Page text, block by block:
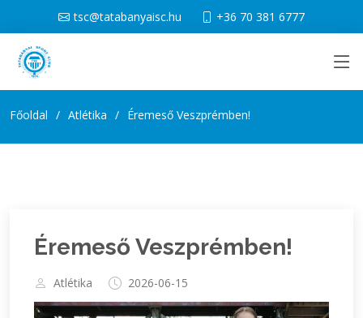
tsc@tatabanyaisc.hu +36 70 381 6777
Főoldal Atlétika Éremeső Veszprémben!
Éremeső Veszprémben!
Atlétika 2026-06-15